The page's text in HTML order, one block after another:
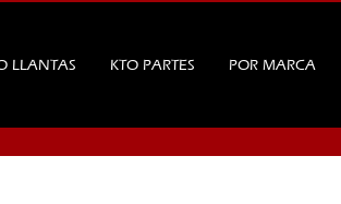
LLANTAS KTO PARTES POR MARCA